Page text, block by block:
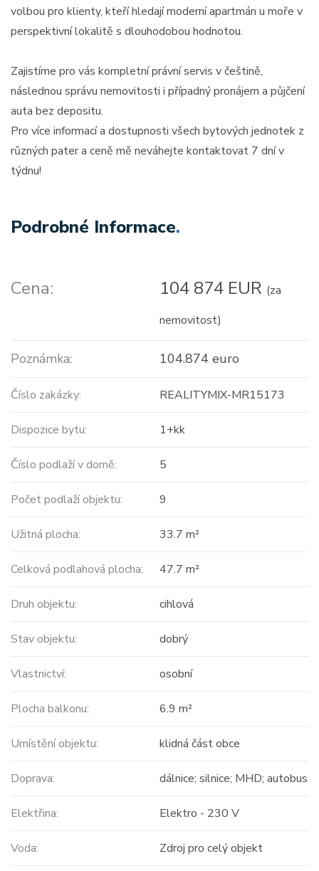
volbou pro klienty, kteří hledají moderní apartmán u moře v
perspektivní lokalitě s dlouhodobou hodnotou.
Zajistíme pro vás kompletní právní servis v češtině,
následnou správu nemovitosti i případný pronájem a půjčení
auta bez depositu.
Pro více informací a dostupnosti všech bytových jednotek z
různých pater a ceně mě neváhejte kontaktovat 7 dní v
týdnu!
Podrobné Informace.
Cena: 104 874 EUR (za
nemovitost)
Poznámka: 104.874 euro
Číslo zakázky: REALITYMIX-MR15173
Dispozice bytu: 1+kk
Číslo podlaží v domě: 5
Počet podlaží objektu: 9
Užitná plocha: 33.7 m²
Celková podlahová plocha: 47.7 m²
Druh objektu: cihlová
Stav objektu: dobrý
Vlastnictví: osobní
Plocha balkonu: 6.9 m²
Umístění objektu: klidná část obce
Doprava: dálnice; silnice; MHD; autobus
Elektřina: Elektro - 230 V
Voda: Zdroj pro celý objekt